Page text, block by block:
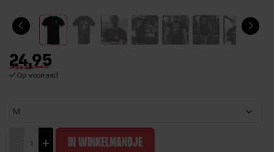
24,95
Op voorraad
+ IN WINKELMANDJE